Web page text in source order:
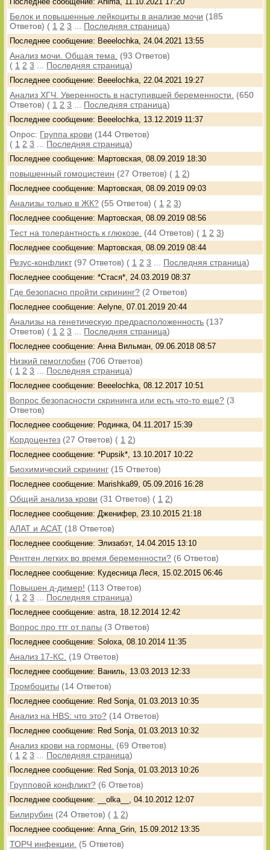
Белок и повышенные лейкоциты в анализе мочи (185
Ответов) ( 1 2 3 Последняя страница)
Последнее сообщение: Beeelochka, 24.04.2021 13:55
Анализ мочи. Общая тема.
(93 Ответов)
( 1 2 3 Последняя страница)
Последнее сообщение: Beeelochka, 22.04.2021 19:27
Анализ ХГЧ. Уверенность в наступившей беременности.
(650
Ответов) ( 1 2 3 Последняя страница)
Последнее сообщение: Beeelochka, 13.12.2019 11:37
Опрос: Группа крови (144 Ответов)
( 1 2 3 Последняя страница)
Последнее сообщение: Мартовская, 08.09.2019 18:30
повышенный гомоцистеин (27 Ответов) ( 1 2)
Последнее сообщение: Мартовская, 08.09.2019 09:03
Анализы только в ЖК? (55 Ответов) ( 1 2 3)
Последнее сообщение: Мартовская, 08.09.2019 08:56
Тест на толерантность к глюкозе. (44 Ответов) ( 1 2 3)
Последнее сообщение: Мартовская, 08.09.2019 08:44
Резус-конфликт (97 Ответов) ( 1 2 3 Последняя страница)
Последнее сообщение: *Стася*, 24.03.2019 08:37
Где безопасно пройти скрининг? (2 Ответов)
Последнее сообщение: Aelyne, 07.01.2019 20:44
Анализы на генетическую предрасположенность (137
Ответов) ( 1 2 3 Последняя страница)
Последнее сообщение: Анна Вильман, 09.06.2018 08:57
Низкий гемоглобин (706 Ответов)
( 1 2 3 Последняя страница)
Последнее сообщение: Beeelochka, 08.12.2017 10:51
Вопрос безопасности скрининга или есть что-то еще? (3
Ответов)
Последнее сообщение: Родинка, 04.11.2017 15:39
Кордоцентез (27 Ответов) ( 1 2)
Последнее сообщение: *Pupsik*, 13.10.2017 10:22
Биохимический скрининг (15 Ответов)
Последнее сообщение: Marishka89, 05.09.2016 16:28
Общий анализа крови (31 Ответов) ( 1 2)
Последнее сообщение: Дженифер, 23.10.2015 21:18
АЛАТ и АСАТ (18 Ответов)
Последнее сообщение: Элизабэт, 14.04.2015 13:10
Рентген легких во время беременности? (6 Ответов)
Последнее сообщение: Кудесница Леся, 15.02.2015 06:46
Повышен д-димер! (113 Ответов)
( 1 2 3 Последняя страница)
Последнее сообщение: astra, 18.12.2014 12:42
Вопрос про ттг от папы (3 Ответов)
Последнее сообщение: Soloxa, 08.10.2014 11:35
Анализ 17-КС. (19 Ответов)
Последнее сообщение: Ваниль, 13.03.2013 12:33
Тромбоциты (14 Ответов)
Последнее сообщение: Red Sonja, 01.03.2013 10:35
Анализ на НВS: что это? (14 Ответов)
Последнее сообщение: Red Sonja, 01.03.2013 10:32
Анализ крови на гормоны.
(69 Ответов)
( 1 2 3 Последняя страница)
Последнее сообщение: Red Sonja, 01.03.2013 10:26
Групповой конфликт? (6 Ответов)
Последнее сообщение: __olka__, 04.10.2012 12:07
Билирубин (24 Ответов) ( 1 2)
Последнее сообщение: Anna_Grin, 15.09.2012 13:35
ТОРЧ инфекции. (5 Ответов)